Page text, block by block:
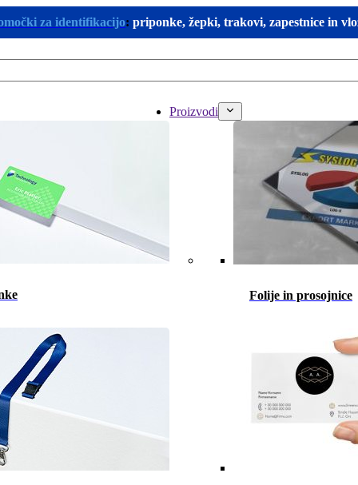
za identifikacijo: priponke, žepki, trakovi, zapestnice in
Proizvodi
Folije in prosojnice